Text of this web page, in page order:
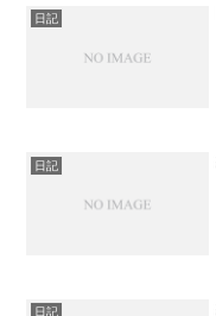
日記
日記
日記